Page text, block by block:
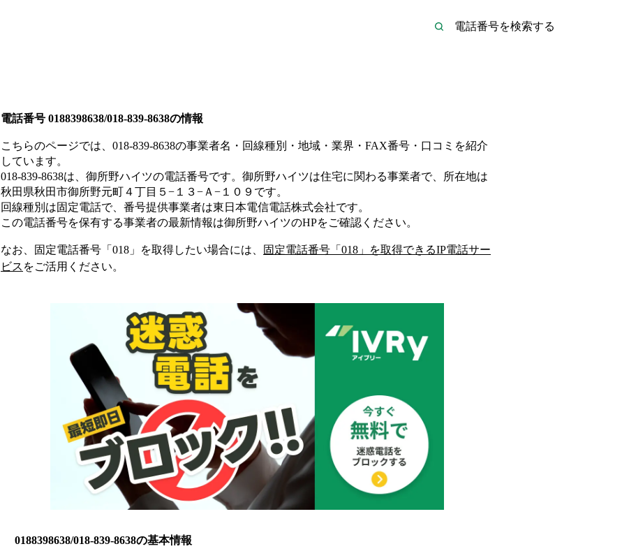
電話番号 0188398638/018-839-8638の情報
こちらのページでは、 018-839-8638の事業者名・回線種別・地域・業界・FAX番号・口コミを紹介
しています。
018-839-8638は、 御所野ハイツの電話番号です。 御所野ハイツは住宅に関わる事業者で、所在地は
秋田県秋田市御所野元町４丁目５−１３−Ａ−１０９ です。
回線種別は固定電話で、番号提供事業者は東日本電信電話株式会社です。
この電話番号を保有する事業者の最新情報は御所野ハイツのHPをご確認ください。
なお、固定電話番号「 018 」を取得したい場合には、 固定電話番号「 018 」を取得できるIP電話サー
ビス をご活用ください。
0188398638/018-839-8638の基本情報